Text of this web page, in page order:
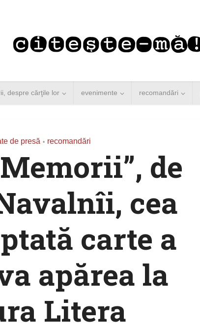
despre cărţile lor evenimente recomandări
de presă • recomandări
de
cea
carte a
apărea la
Litera